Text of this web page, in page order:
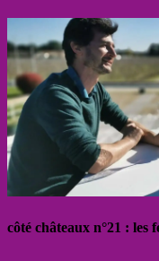
côté châteaux n°21 : les